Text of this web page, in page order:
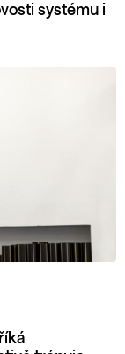
systému i